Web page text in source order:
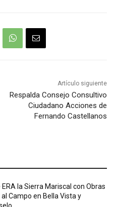
Artículo siguiente
Respalda Consejo Consultivo
Ciudadano Acciones de
Fernando Castellanos
ERA la Sierra Mariscal con Obras
Campo en Bella Vista y